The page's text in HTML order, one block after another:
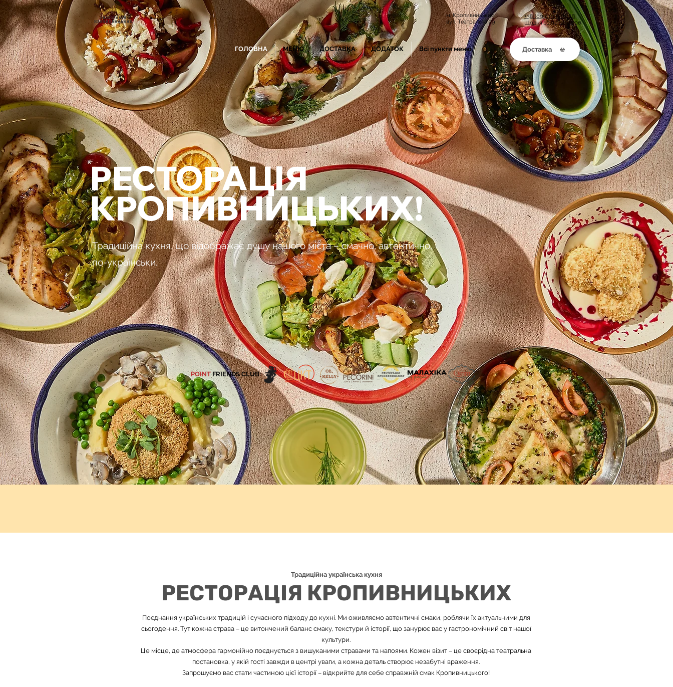
м. Кропивницький
вул. Театральна 29
+38 (099) 000 35 88
Щодня 10:00 до 22:00
ГОЛОВНА МЕНЮ ДОСТАВКА ДОДАТОК Всі пункти меню Доставка
РЕСТОРАЦІЯ
КРОПИВНИЦЬКИХ!
Традиційна кухня, що відображає душу нашого міста – смачно, автентично,
по-українськи.
POINT FRIENDS CLUB:
Традиційна українська кухня
РЕСТОРАЦІЯ КРОПИВНИЦЬКИХ
Поєднання українських традицій і сучасного підходу до кухні. Ми оживляємо автентичні смаки, роблячи їх актуальними для
сьогодення. Тут кожна страва – це витончений баланс смаку, текстури й історії, що занурює вас у гастрономічний світ нашої
культури.
Це місце, де атмосфера гармонійно поєднується з вишуканими стравами та напоями. Кожен візит – це своєрідна театральна
постановка, у якій гості завжди в центрі уваги, а кожна деталь створює незабутні враження.
Запрошуємо вас стати частиною цієї історії – відкрийте для себе справжній смак Кропивницького!